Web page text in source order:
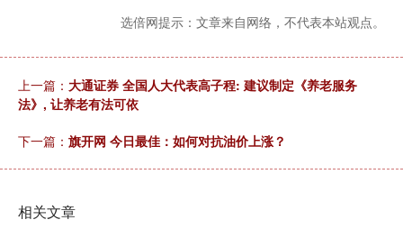
选倍网提示：文章来自网络，不代表本站观点。
上一篇： 大通证券 全国人大代表高子程: 建议制定《养老服务
法》, 让养老有法可依
下一篇： 旗开网 今日最佳：如何对抗油价上涨？
相关文章